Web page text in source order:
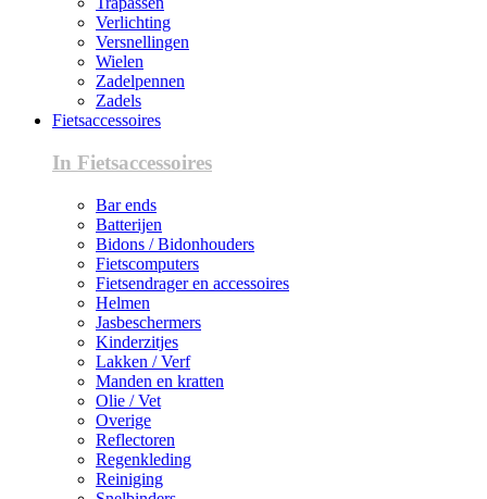
Verlichting
Versnellingen
Wielen
Zadelpennen
Zadels
Fietsaccessoires
In Fietsaccessoires
Bar ends
Batterijen
Bidons / Bidonhouders
Fietscomputers
Fietsendrager en accessoires
Helmen
Jasbeschermers
Kinderzitjes
Lakken / Verf
Manden en kratten
Olie / Vet
Overige
Reflectoren
Regenkleding
Reiniging